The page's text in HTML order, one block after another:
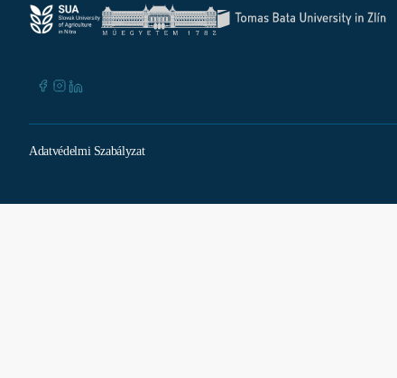
Adatvédelmi Szabályzat